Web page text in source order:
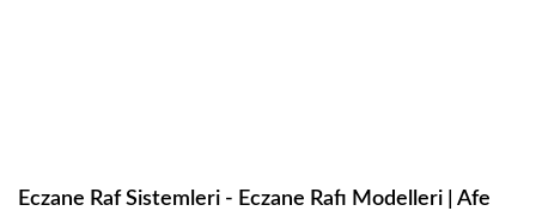
Eczane Raf Sistemleri - Eczane Rafı Modelleri | Afe